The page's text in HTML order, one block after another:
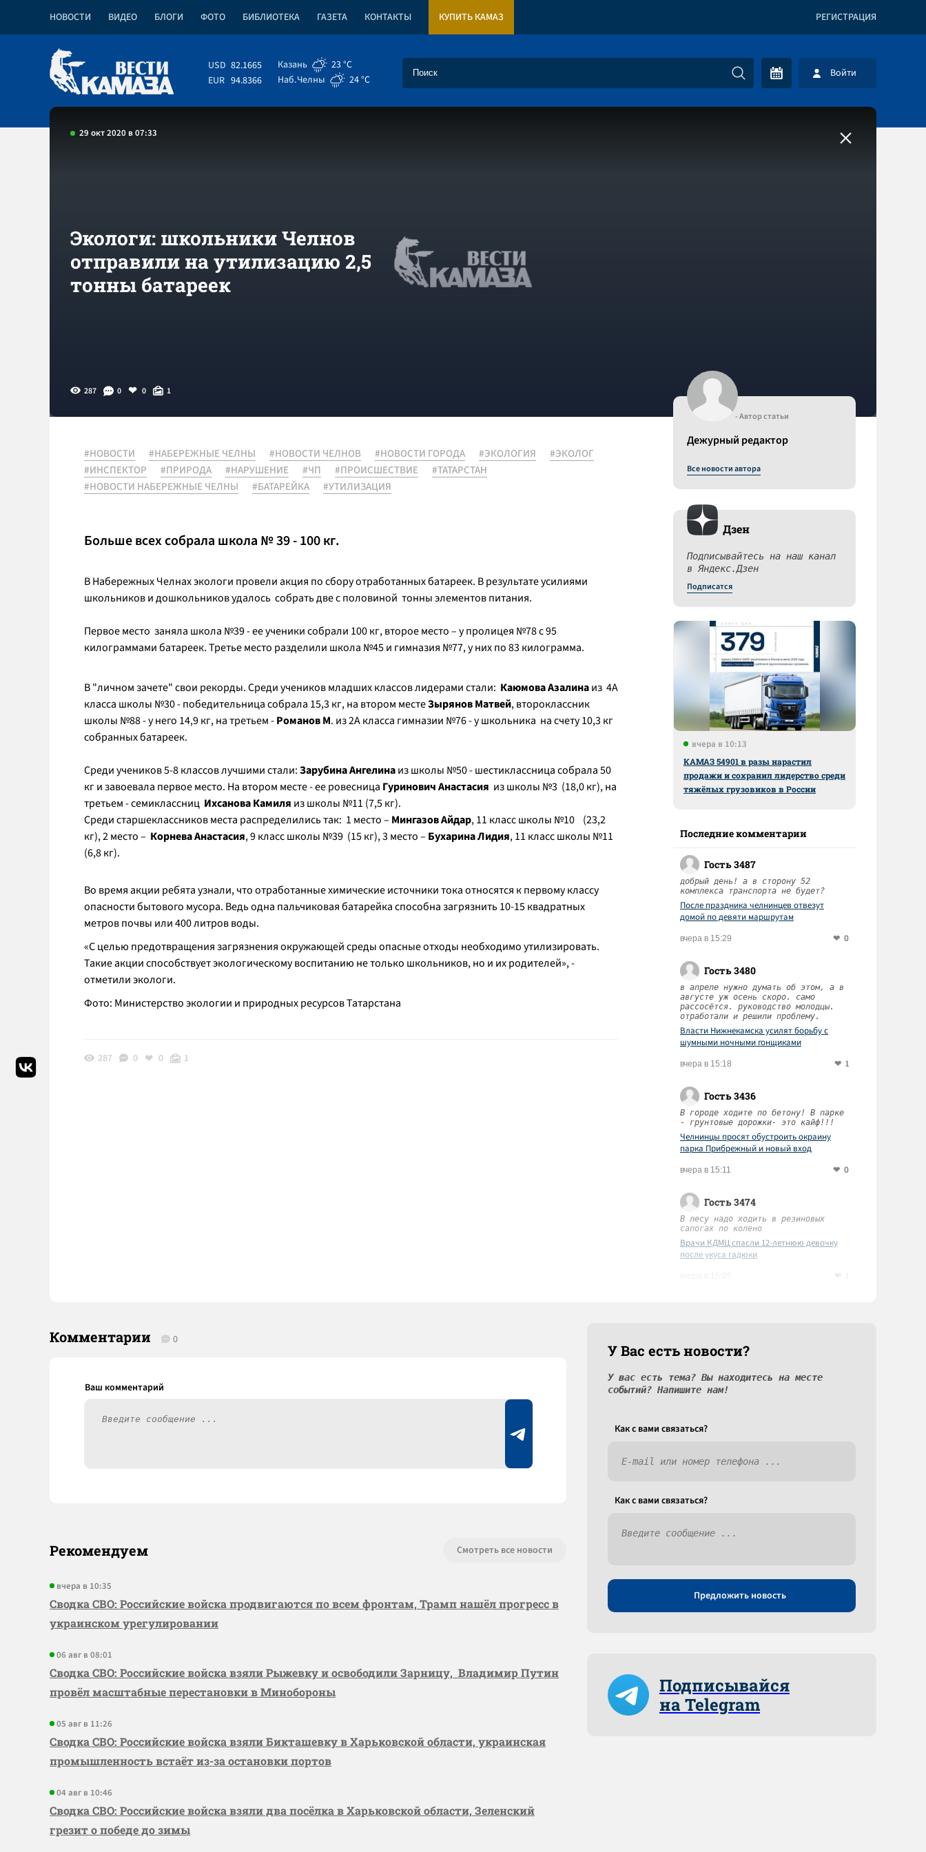
НОВОСТИ ВИДЕО БЛОГИ ФОТО БИБЛИОТЕКА ГАЗЕТА КОНТАКТЫ КУПИТЬ КАМАЗ РЕГИСТРАЦИЯ
USD 82.1665
EUR 94.8366
Казань
23 °C
Наб.Челны
24 °C Войти
29 окт 2020 в 07:33
Экологи: школьники Челнов
отправили на утилизацию 2,5
тонны батареек
287 0 0 1
#НОВОСТИ #НАБЕРЕЖНЫЕ ЧЕЛНЫ #НОВОСТИ ЧЕЛНОВ #НОВОСТИ ГОРОДА #ЭКОЛОГИЯ
#ЭКОЛОГ
#ИНСПЕКТОР
#ПРИРОДА #НАРУШЕНИЕ #ЧП #ПРОИСШЕСТВИЕ
#ТАТАРСТАН
#НОВОСТИ НАБЕРЕЖНЫЕ ЧЕЛНЫ
#БАТАРЕЙКА #УТИЛИЗАЦИЯ
Больше всех собрала школа № 39 - 100 кг.
В Набережных Челнах экологи провели акция по сбору отработанных батареек. В результате усилиями
школьников и дошкольников удалось собрать две с половиной тонны элементов питания.
Первое место заняла школа №39 - ее ученики собрали 100 кг, второе место – у пролицея №78 с 95
килограммами батареек. Третье место разделили школа №45 и гимназия №77, у них по 83 килограмма.
В "личном зачете" свои рекорды. Среди учеников младших классов лидерами стали: Каюмова Азалинаиз 4А
класса школы №30 - победительница собрала 15,3 кг, на втором местеЗырянов Матвей, второклассник
школы №88 - у него 14,9 кг, на третьем -Романов М. из 2А класса гимназии №76 - у школьника на счету 10,3 кг
собранных батареек.
Среди учеников 5-8 классов лучшими стали:Зарубина Ангелинаиз школы №50 - шестиклассница собрала 50
кг и завоевала первое место. На втором месте - ее ровесница Гуринович Анастасия из школы №3 (18,0 кг), на
третьем - семиклассниц Ихсанова Камиля из школы №11 (7,5 кг).
Среди старшеклассников места распределились так: 1 место – Мингазов Айдар, 11 класс школы №10 (23,2
кг), 2 место – Корнева Анастасия, 9 класс школы №39 (15 кг), 3 место – Бухарина Лидия, 11 класс школы №11
(6,8 кг).
Во время акции ребята узнали, что отработанные химические источники тока относятся к первому классу
опасности бытового мусора. Ведь одна пальчиковая батарейка способна загрязнить 10-15 квадратных
метров почвы или 400 литров воды.
«С целью предотвращения загрязнения окружающей среды опасные отходы необходимо утилизировать.
Такие акции способствует экологическому воспитанию не только школьников, но и их родителей», -
отметили экологи.
Фото: Министерство экологии и природных ресурсов Татарстана
287 0 0 1
- Автор статьи
Дежурный редактор
Все новости автора
Дзен
Подписывайтесь на наш канал
в Яндекс.Дзен
Подписатся
вчера в 10:13
КАМАЗ 54901 в разы нарастил
продажи и сохранил лидерство среди
тяжёлых грузовиков в России
Последние комментарии
Гость 3487
добрый день! а в сторону 52
комплекса транспорта не будет?
После праздника челнинцев отвезут
домой по девяти маршрутам
вчера в 15:29 0
Гость 3480
в апреле нужно думать об этом, а в
августе уж осень скоро. само
рассосётся. руководство молодцы.
отработали и решили проблему.
Власти Нижнекамска усилят борьбу с
шумными ночными гонщиками
вчера в 15:18 1
Гость 3436
В городе ходите по бетону! В парке
- грунтовые дорожки- это кайф!!!
Челнинцы просят обустроить окраину
парка Прибрежный и новый вход
вчера в 15:11 0
Гость 3474
В лесу надо ходить в резиновых
сапогах по колено
Врачи КДМЦ спасли 12-летнюю девочку
после укуса гадюки
Комментарии 0
Рекомендуем Смотреть все новости
вчера в 10:35
Сводка СВО: Российские войска продвигаются по всем фронтам, Трамп нашёл прогресс в
украинском урегулировании
06 авг в 08:01
Сводка СВО: Российские войска взяли Рыжевку и освободили Зарницу, Владимир Путин
провёл масштабные перестановки в Минобороны
05 авг в 11:26
Сводка СВО: Российские войска взяли Бикташевку в Харьковской области, украинская
промышленность встаёт из-за остановки портов
04 авг в 10:46
Сводка СВО: Российские войска взяли два посёлка в Харьковской области, Зеленский
грезит о победе до зимы
У Вас есть новости?
У вас есть тема? Вы находитесь на месте
событий? Напишите нам!
Как c вами связаться?
Как c вами связаться?
Предложить новость
Подписывайся
на Telegram